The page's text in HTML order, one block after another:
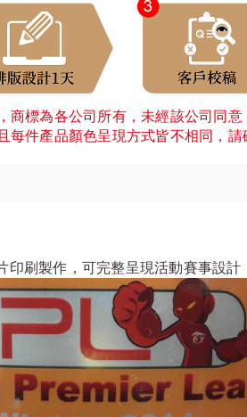
標為各公司所有，未經該公司同
每件產品顏色呈現方式皆不相同，請
印刷製作，可完整呈現活動賽事設計